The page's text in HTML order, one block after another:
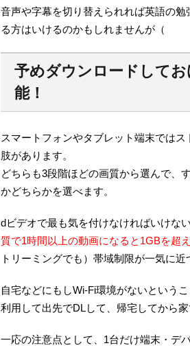
音声や字幕を切り替えられれば英語の
る方はいけるのかもしれませんが（
予めダウンロードして
能！
スマートフォンやタブレット端末では
肢があります。
どちらも3段階ほどの画質から選んで、
かどちらかを選べます。
dビデオで最も気を付けなければいけな
質で1時間以上の動画になると1GBを超え
トリーミングでも）帯域制限が一気に
自宅などにもしWi-Fi環境がないという
利用して出先でDLして、帰宅してから
一応の注意点として、1台だけ端末・デ